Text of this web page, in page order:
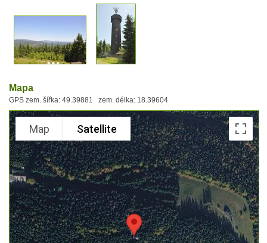
Mapa
GPS zem. šířka: 49.39881 zem. délka: 18.39604
Map Satellite